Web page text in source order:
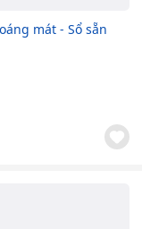
mát - Sổ sẵn